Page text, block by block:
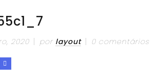
2020 por layout 0 comentários